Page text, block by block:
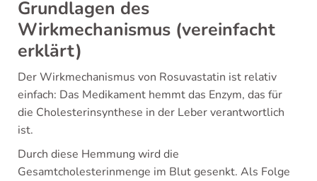
Grundlagen des
Wirkmechanismus (vereinfacht
erklärt)
Der Wirkmechanismus von Rosuvastatin ist relativ
einfach: Das Medikament hemmt das Enzym, das für
die Cholesterinsynthese in der Leber verantwortlich
ist.
Durch diese Hemmung wird die
Gesamtcholesterinmenge im Blut gesenkt. Als Folge